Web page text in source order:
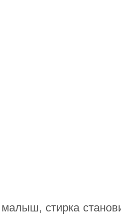
стирка